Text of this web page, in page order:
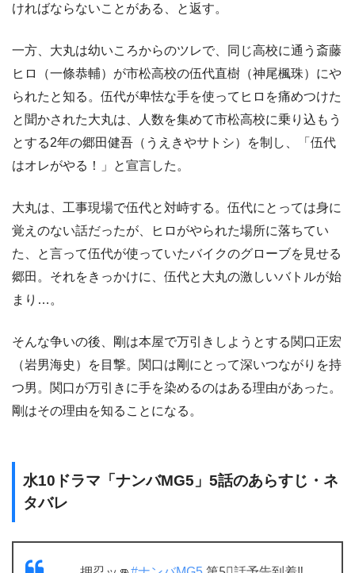
ければならないことがある、と返す。
一方、大丸は幼いころからのツレで、同じ高校に通う斎藤
ヒロ（一條恭輔）が市松高校の伍代直樹（神尾楓珠）にや
られたと知る。伍代が卑怯な手を使ってヒロを痛めつけた
と聞かされた大丸は、人数を集めて市松高校に乗り込もう
とする2年の郷田健吾（うえきやサトシ）を制し、「伍代
はオレがやる！」と宣言した。
大丸は、工事現場で伍代と対峙する。伍代にとっては身に
覚えのない話だったが、ヒロがやられた場所に落ちてい
た、と言って伍代が使っていたバイクのグローブを見せる
郷田。それをきっかけに、伍代と大丸の激しいバトルが始
まり…。
そんな争いの後、剛は本屋で万引きしようとする関口正宏
（岩男海史）を目撃。関口は剛にとって深いつながりを持
つ男。関口が万引きに手を染めるのはある理由があった。
剛はその理由を知ることになる。
水10ドラマ「ナンバMG5」5話のあらすじ・ネ
タバレ